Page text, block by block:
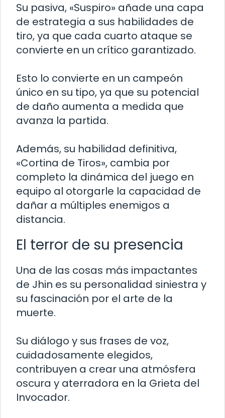
Su pasiva, «Suspiro» añade una capa
de estrategia a sus habilidades de
tiro, ya que cada cuarto ataque se
convierte en un crítico garantizado.
Esto lo convierte en un campeón
único en su tipo, ya que su potencial
de daño aumenta a medida que
avanza la partida.
Además, su habilidad definitiva,
«Cortina de Tiros», cambia por
completo la dinámica del juego en
equipo al otorgarle la capacidad de
dañar a múltiples enemigos a
distancia.
El terror de su presencia
Una de las cosas más impactantes
de Jhin es su personalidad siniestra y
su fascinación por el arte de la
muerte.
Su diálogo y sus frases de voz,
cuidadosamente elegidos,
contribuyen a crear una atmósfera
oscura y aterradora en la Grieta del
Invocador.